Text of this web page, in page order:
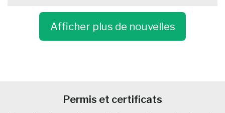
Afficher plus de nouvelles
Permis et certificats